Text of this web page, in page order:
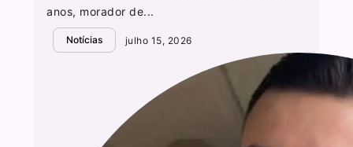
anos, morador de...
Notícias julho 15, 2026